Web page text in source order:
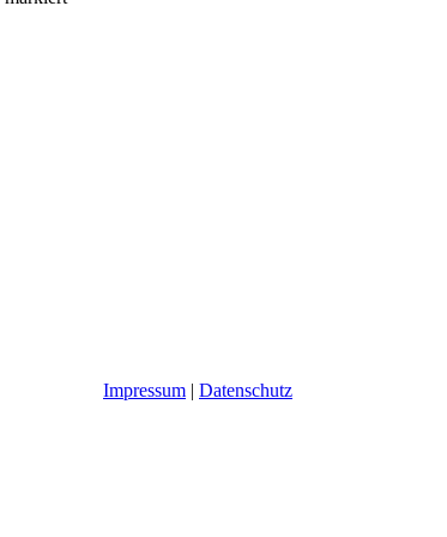
Impressum | Datenschutz